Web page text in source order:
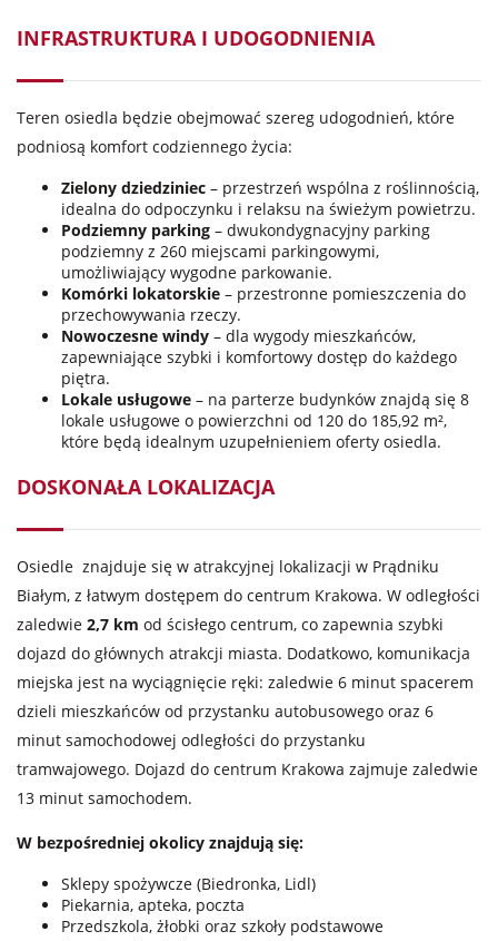
INFRASTRUKTURA I UDOGODNIENIA
Teren osiedla będzie obejmować szereg udogodnień, które
podniosą komfort codziennego życia:
Zielony dziedziniec – przestrzeń wspólna z roślinnością,
idealna do odpoczynku i relaksu na świeżym powietrzu.
Podziemny parking – dwukondygnacyjny parking
podziemny z 260 miejscami parkingowymi,
umożliwiający wygodne parkowanie.
Komórki lokatorskie – przestronne pomieszczenia do
przechowywania rzeczy.
Nowoczesne windy – dla wygody mieszkańców,
zapewniające szybki i komfortowy dostęp do każdego
piętra.
Lokale usługowe – na parterze budynków znajdą się 8
lokale usługowe o powierzchni od 120 do 185,92 m²,
które będą idealnym uzupełnieniem oferty osiedla.
DOSKONAŁA LOKALIZACJA
Osiedle znajduje się w atrakcyjnej lokalizacji w Prądniku
Białym, z łatwym dostępem do centrum Krakowa. W odległości
zaledwie 2,7 km od ścisłego centrum, co zapewnia szybki
dojazd do głównych atrakcji miasta. Dodatkowo, komunikacja
miejska jest na wyciągnięcie ręki: zaledwie 6 minut spacerem
dzieli mieszkańców od przystanku autobusowego oraz 6
minut samochodowej odległości do przystanku
tramwajowego. Dojazd do centrum Krakowa zajmuje zaledwie
13 minut samochodem.
W bezpośredniej okolicy znajdują się:
Sklepy spożywcze (Biedronka, Lidl)
Piekarnia, apteka, poczta
Przedszkola, żłobki oraz szkoły podstawowe